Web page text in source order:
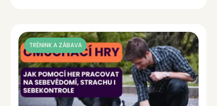
TRÉNINK A ZÁBAVA